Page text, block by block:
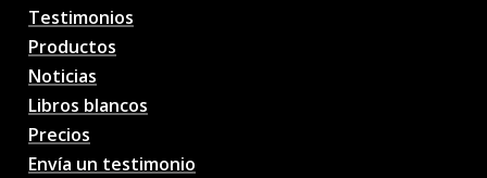
Testimonios
Productos
Noticias
Libros blancos
Precios
Envía un testimonio